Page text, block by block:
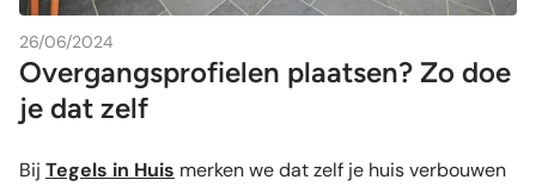
26/06/2024
Overgangsprofielen plaatsen? Zo doe
je dat zelf
Bij Tegels in Huis merken we dat zelf je huis verbouwen